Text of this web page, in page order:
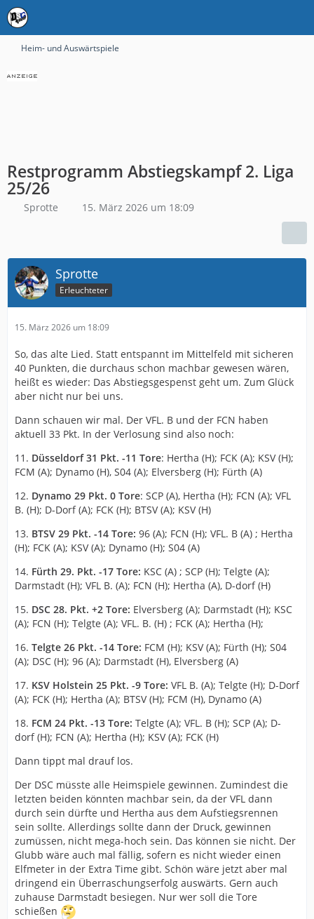
Heim- und Auswärtspiele
Restprogramm Abstiegskampf 2. Liga
25/26
Sprotte 15. März 2026 um 18:09
Sprotte
Erleuchteter
15. März 2026 um 18:09
So, das alte Lied. Statt entspannt im Mittelfeld mit sicheren
40 Punkten, die durchaus schon machbar gewesen wären,
heißt es wieder: Das Abstiegsgespenst geht um. Zum Glück
aber nicht nur bei uns.
Dann schauen wir mal. Der VFL. B und der FCN haben
aktuell 33 Pkt. In der Verlosung sind also noch:
11. Düsseldorf 31 Pkt. -11 Tore: Hertha (H); FCK (A); KSV (H);
FCM (A); Dynamo (H), S04 (A); Elversberg (H); Fürth (A)
12. Dynamo 29 Pkt. 0 Tore: SCP (A), Hertha (H); FCN (A); VFL
B. (H); D-Dorf (A); FCK (H); BTSV (A); KSV (H)
13. BTSV 29 Pkt. -14 Tore: 96 (A); FCN (H); VFL. B (A) ; Hertha
(H); FCK (A); KSV (A); Dynamo (H); S04 (A)
14. Fürth 29. Pkt. -17 Tore: KSC (A) ; SCP (H); Telgte (A);
Darmstadt (H); VFL B. (A); FCN (H); Hertha (A), D-dorf (H)
15. DSC 28. Pkt. +2 Tore: Elversberg (A); Darmstadt (H); KSC
(A); FCN (H); Telgte (A); VFL. B. (H) ; FCK (A); Hertha (H);
16. Telgte 26 Pkt. -14 Tore: FCM (H); KSV (A); Fürth (H); S04
(A); DSC (H); 96 (A); Darmstadt (H), Elversberg (A)
17. KSV Holstein 25 Pkt. -9 Tore: VFL B. (A); Telgte (H); D-Dorf
(A); FCK (H); Hertha (A); BTSV (H); FCM (H), Dynamo (A)
18. FCM 24 Pkt. -13 Tore: Telgte (A); VFL. B (H); SCP (A); D-
dorf (H); FCN (A); Hertha (H); KSV (A); FCK (H)
Dann tippt mal drauf los.
Der DSC müsste alle Heimspiele gewinnen. Zumindest die
letzten beiden könnten machbar sein, da der VFL dann
durch sein dürfte und Hertha aus dem Aufstiegsrennen
sein sollte. Allerdings sollte dann der Druck, gewinnen
zumüssen, nicht mega-hoch sein. Das können sie nicht. Der
Glubb wäre auch mal fällig, sofern es nicht wieder einen
Elfmeter in der Extra Time gibt. Schön wäre jetzt aber mal
dringend ein Überraschungserfolg auswärts. Gern auch
zuhause Darmstadt besiegen. Nur wer soll die Tore
schießen